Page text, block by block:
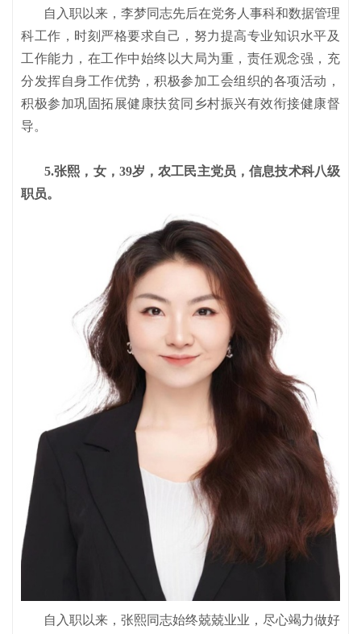
自入职以来，李梦同志先后在党务人事科和数据管理
科工作，时刻严格要求自己，努力提高专业知识水平及
工作能力，在工作中始终以大局为重，责任观念强，充
分发挥自身工作优势，积极参加工会组织的各项活动，
积极参加巩固拓展健康扶贫同乡村振兴有效衔接健康督
导。
5.张熙，女，39岁，农工民主党员，信息技术科八级
职员。
自入职以来，张熙同志始终兢兢业业，尽心竭力做好